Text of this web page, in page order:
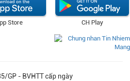
CH Play
Store
GP - BVHTT cấp ngày